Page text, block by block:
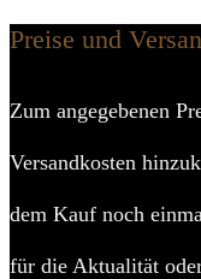
Preise und
Zum angegebenen
Versandkosten
dem Kauf noch
für die Aktualität